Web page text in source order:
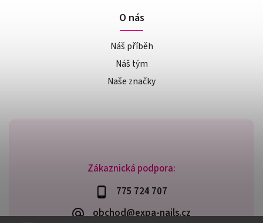
Zákaznická podpora:
775 724 707
obchod@expa-nails.cz
O nás
Náš příběh
Náš tým
Naše značky